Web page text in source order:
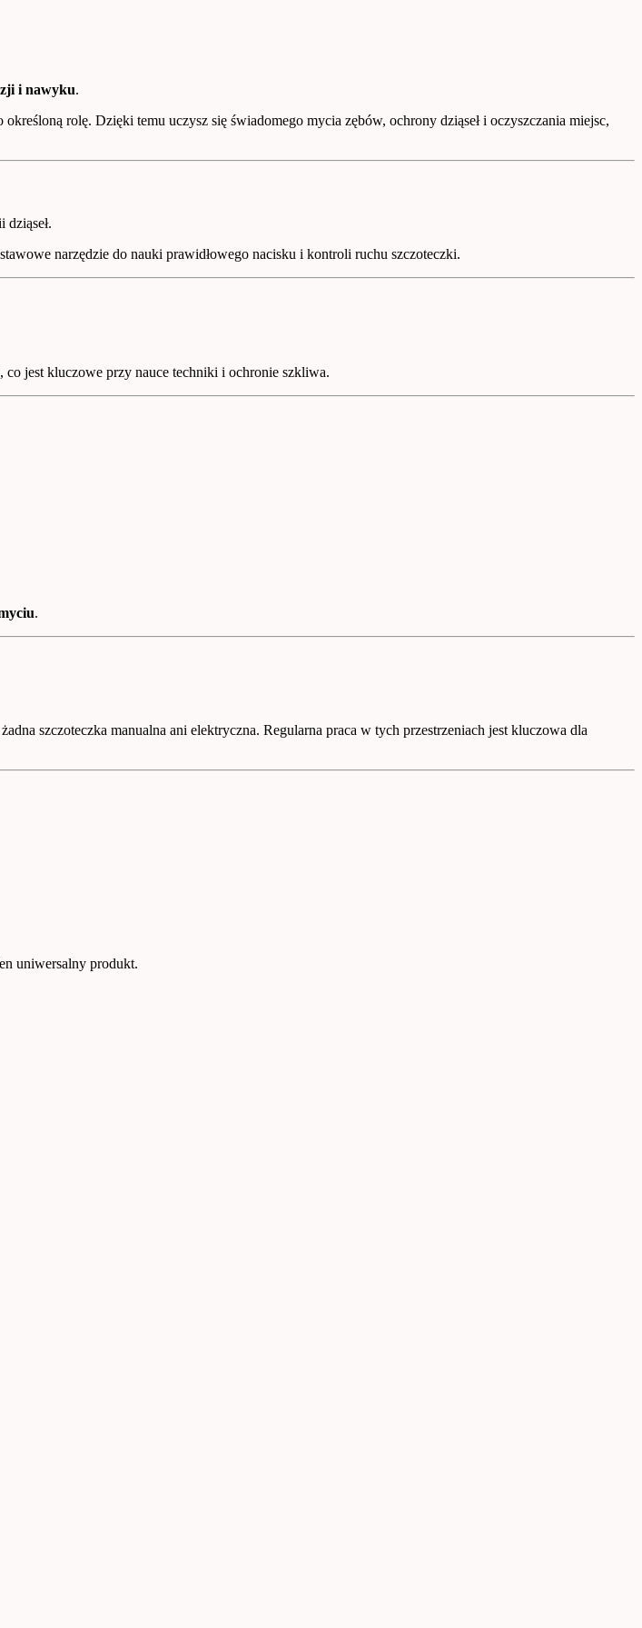
i nawyku.
określoną rolę. Dzięki temu uczysz się świadomego mycia zębów, ochrony dziąseł i oczyszczania miejsc,
narzędzie do nauki prawidłowego nacisku i kontroli ruchu szczoteczki.
, co jest kluczowe przy nauce techniki i ochronie szkliwa.
.
szczoteczka manualna ani elektryczna. Regularna praca w tych przestrzeniach jest kluczowa dla
uniwersalny produkt.